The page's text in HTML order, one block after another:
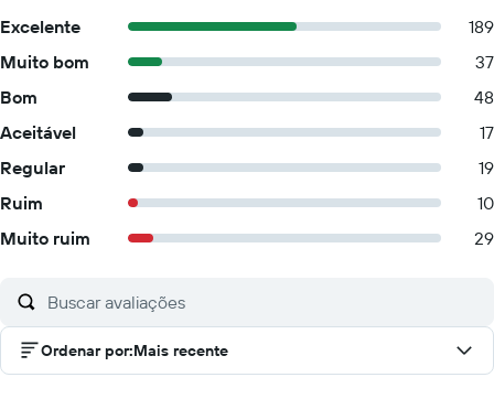
Excelente
189
Muito bom
37
Bom
48
Aceitável
17
Regular
19
Ruim
10
Muito ruim
29
Ordenar por:Mais recente